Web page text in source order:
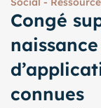
Congé
connues